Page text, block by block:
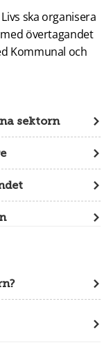
ska organisera
övertagandet
Kommunal och
sektorn